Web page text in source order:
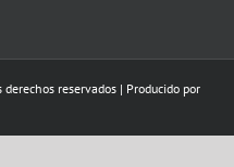
reservados | Producido por